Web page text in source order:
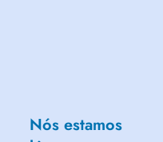
Nós estamos